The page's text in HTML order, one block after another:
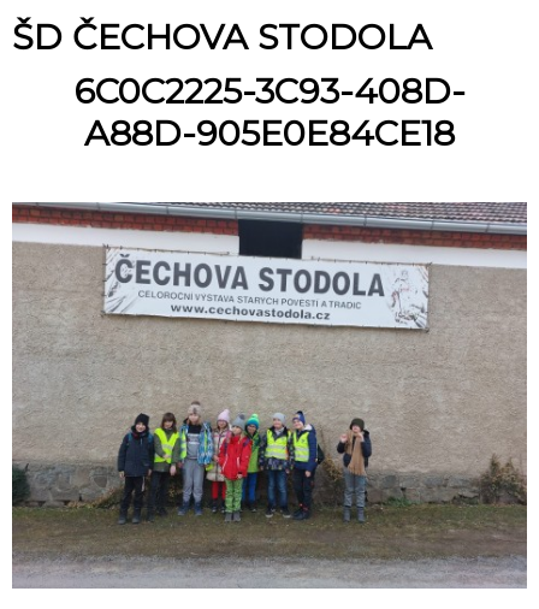
ŠD ČECHOVA STODOLA
6C0C2225-3C93-408D-
A88D-905E0E84CE18